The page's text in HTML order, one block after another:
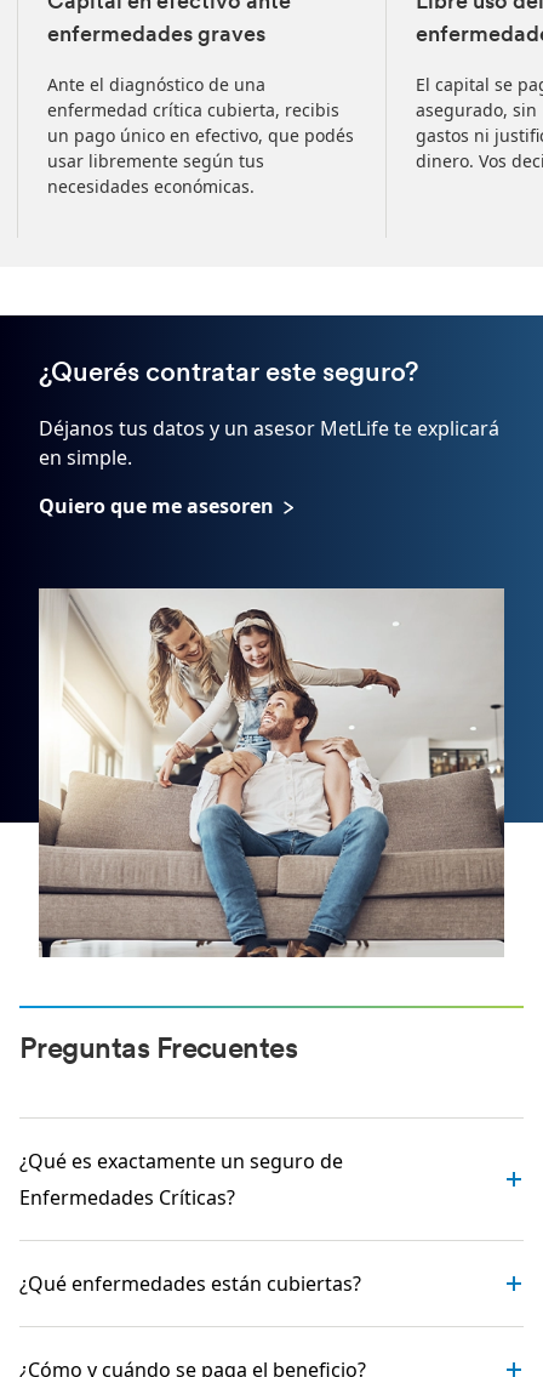
enfermedades graves
Ante el diagnóstico de una
enfermedad crítica cubierta, recibis
un pago único en efectivo, que podés
usar libremente según tus
necesidades económicas.
El capital se
asegurado,
gastos ni
dinero. Vos
¿Querés contratar este seguro?
Déjanos tus datos y un asesor MetLife te explicará
en simple.
Quiero que me asesoren
Preguntas Frecuentes
¿Qué es exactamente un seguro de
Enfermedades Críticas?
¿Qué enfermedades están cubiertas?
¿Cómo y cuándo se paga el beneficio?